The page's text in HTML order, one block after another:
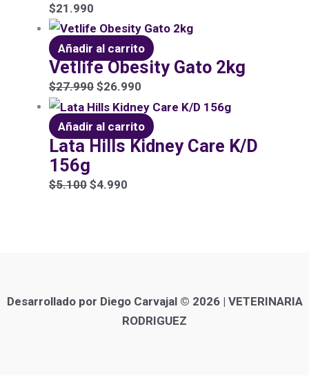
$21.990
Añadir al carrito
Vetlife Obesity Gato 2kg
$27.990 $26.990
Añadir al carrito
Lata Hills Kidney Care K/D
156g
$5.100 $4.990
Desarrollado por Diego Carvajal © 2026 | VETERINARIA
RODRIGUEZ